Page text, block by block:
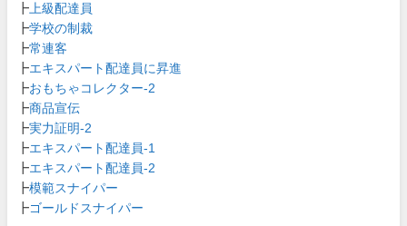
┣ 上級配達員
┣学校の制裁
┣常連客
┣エキスパート配達員に昇進
┣おもちゃコレクター-2
┣商品宣伝
┣実力証明-2
┣エキスパート配達員-1
┣エキスパート配達員-2
┣模範スナイパー
┣ゴールドスナイパー